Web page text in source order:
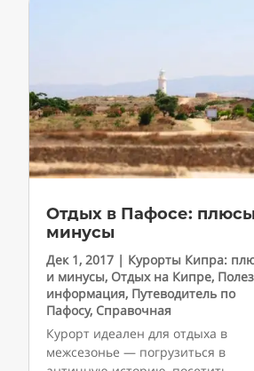
Отдых в Пафосе:
минусы
Дек 1, 2017 | Курорты Кипра:
и минусы, Отдых на Кипре,
информация, Путеводитель по
Пафосу, Справочная
Курорт идеален для отдыха в
межсезонье — погрузиться в